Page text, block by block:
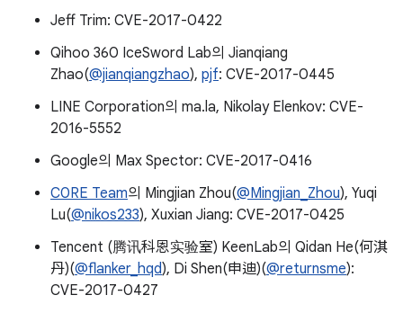
Jeff Trim: CVE-2017-0422
Qihoo 360 IceSword Lab의 Jianqiang
Zhao(@jianqiangzhao), pjf: CVE-2017-0445
LINE Corporation의 ma.la, Nikolay Elenkov: CVE-
2016-5552
Google의 Max Spector: CVE-2017-0416
C0RE Team의 Mingjian Zhou(@Mingjian_Zhou), Yuqi
Lu(@nikos233), Xuxian Jiang: CVE-2017-0425
Tencent (腾讯科恩实验室) KeenLab의 Qidan He(何淇
丹)(@flanker_hqd), Di Shen(申迪)(@returnsme):
CVE-2017-0427